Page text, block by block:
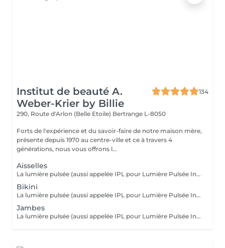
Institut de beauté A.
Weber-Krier by Billie
134
290, Route d'Arlon (Belle Etoile) Bertrange L-8050
Forts de l'expérience et du savoir-faire de notre maison mère,
présente depuis 1970 au centre-ville et ce à travers 4
générations, nous vous offrons l...
Aisselles
La lumière pulsée (aussi appelée IPL pour Lumière Pulsée Intense) agit sur le poil en envoyant une lumière qui va être absorbée par le pigment noir du poil. La lumière pulsée localement se transforme en chaleur . C'est cette réaction thermique au niveau de la racine du poil (le bulbe) qui altère et freine la repousse. Dès les premières séances, les poils tombent et repoussent de moins en moins.
Bikini
La lumière pulsée (aussi appelée IPL pour Lumière Pulsée Intense) agit sur le poil en envoyant une lumière qui va être absorbée par le pigment noir du poil. La lumière pulsée localement se transforme en chaleur . C'est cette réaction thermique au niveau de la racine du poil (le bulbe) qui altère et freine la repousse. Dès les premières séances, les poils tombent et repoussent de moins en moins.
Jambes
La lumière pulsée (aussi appelée IPL pour Lumière Pulsée Intense) agit sur le poil en envoyant une lumière qui va être absorbée par le pigment noir du poil. La lumière pulsée localement se transforme en chaleur . C'est cette réaction thermique au niveau de la racine du poil (le bulbe) qui altère et freine la repousse. Dès les premières séances, les poils tombent et repoussent de moins en moins.